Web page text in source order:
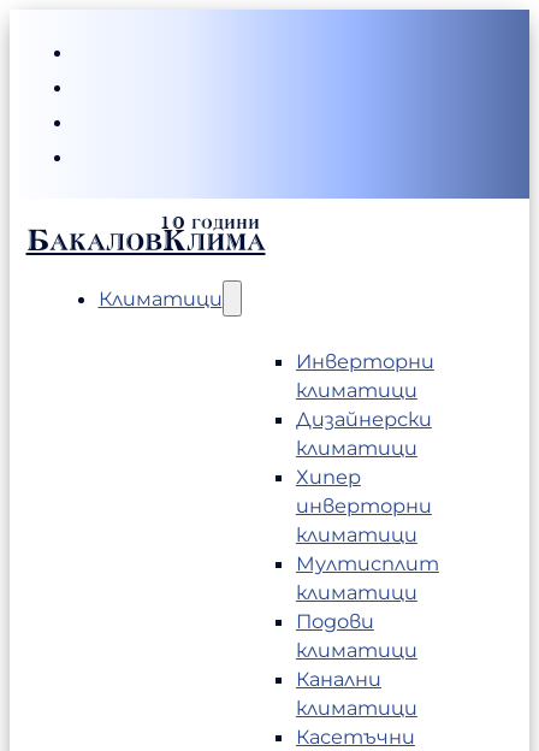
БакаловКлима
Климатици
Инверторни
климатици
Дизайнерски
климатици
Хипер
инверторни
климатици
Мултисплит
климатици
Подови
климатици
Канални
климатици
Касетъчни